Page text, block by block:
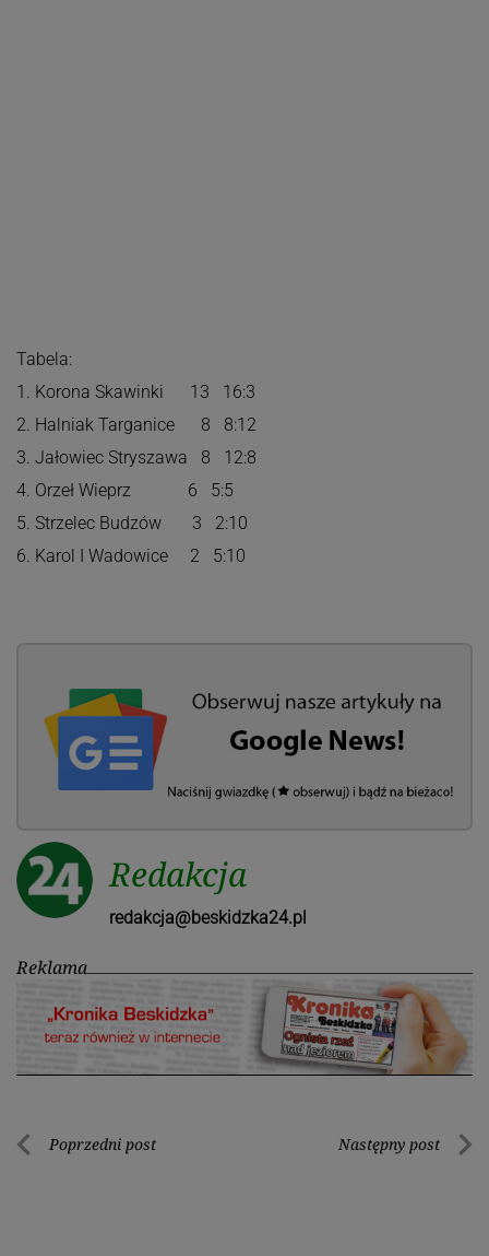
Tabela:
1. Korona Skawinki 13 16:3
2. Halniak Targanice 8 8:12
3. Jałowiec Stryszawa 8 12:8
4. Orzeł Wieprz 6 5:5
5. Strzelec Budzów 3 2:10
6. Karol I Wadowice 2 5:10
Redakcja
redakcja@beskidzka24.pl
Reklama
Nawigacja
Poprzedni post Następny post